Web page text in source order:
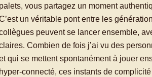
palets, vous partagez un moment
un véritable pont entre les
peuvent se lancer ensemble,
Combien de fois j’ai vu des
qui se mettent spontanément à jouer
hyper-connecté, ces instants de